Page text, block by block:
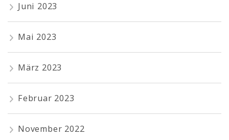
Juni 2023
Mai 2023
März 2023
Februar 2023
November 2022